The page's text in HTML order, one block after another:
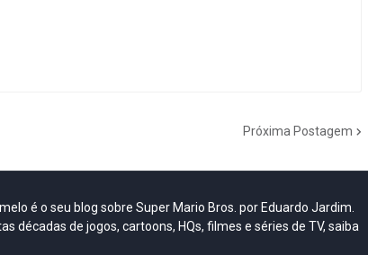
Próxima Postagem
é o seu blog sobre Super Mario Bros. por Eduardo Jardim.
décadas de jogos, cartoons, HQs, filmes e séries de TV, saiba